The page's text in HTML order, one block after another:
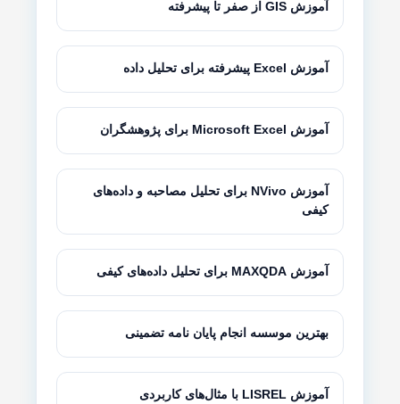
آموزش GIS از صفر تا پیشرفته
آموزش Excel پیشرفته برای تحلیل داده
آموزش Microsoft Excel برای پژوهشگران
آموزش NVivo برای تحلیل مصاحبه و داده‌های
کیفی
آموزش MAXQDA برای تحلیل داده‌های کیفی
بهترین موسسه انجام پایان نامه تضمینی
آموزش LISREL با مثال‌های کاربردی